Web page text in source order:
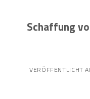
Schaffung
VERÖFFENTLICHT